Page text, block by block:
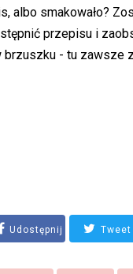
albo smakowało?
przepisu i
brzuszku - tu zawsze
Udostępnij Tweet